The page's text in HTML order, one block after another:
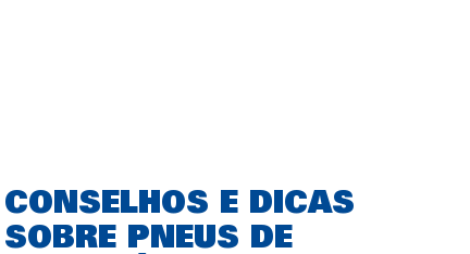
CONSELHOS E DICAS
SOBRE PNEUS DE